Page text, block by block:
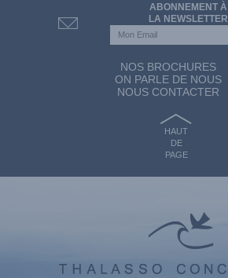
ABONNEMENT À
LA NEWSLETTER
NOS BROCHURES
ON PARLE DE NOUS
NOUS CONTACTER
HAUT
DE
PAGE